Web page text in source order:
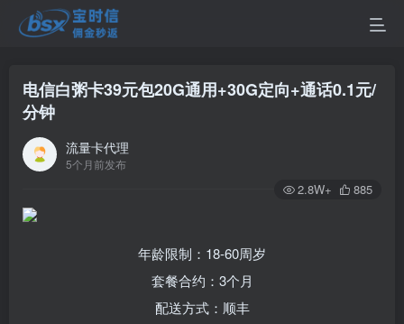
电信白粥卡39元包20G通用+30G定向+通话0.1元/
分钟
流量卡代理
5个月前发布
2.8W+ 885
年龄限制：18-60周岁
套餐合约：3个月
配送方式：顺丰